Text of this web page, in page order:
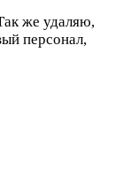
же удаляю,
персонал,